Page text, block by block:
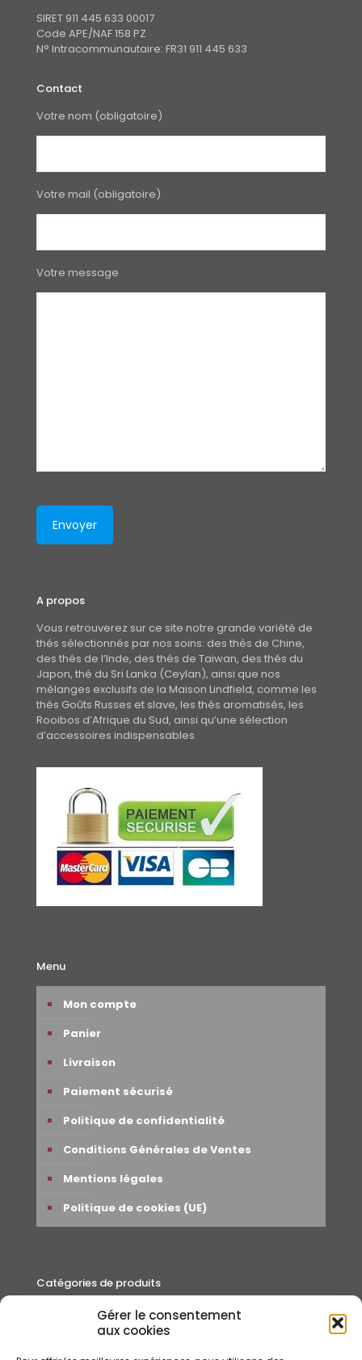
Gérer le consentement
aux cookies
SIRET 911 445 633 00017
Code APE/NAF 158 PZ
N° Intracommunautaire: FR31 911 445 633
Contact
Votre nom (obligatoire)
Votre mail (obligatoire)
Votre message
A propos
Vous retrouverez sur ce site notre grande variété de
thés sélectionnés par nos soins: des thés de Chine,
des thés de l’Inde, des thés de Taiwan, des thés du
Japon, thé du Sri Lanka (Ceylan), ainsi que nos
mélanges exclusifs de la Maison Lindfield, comme les
thés Goûts Russes et slave, les thés aromatisés, les
Rooibos d’Afrique du Sud, ainsi qu’une sélection
d’accessoires indispensables.
Menu
Mon compte
Panier
Livraison
Paiement sécurisé
Politique de confidentialité
Conditions Générales de Ventes
Mentions légales
Politique de cookies (UE)
Catégories de produits
Autour du thé